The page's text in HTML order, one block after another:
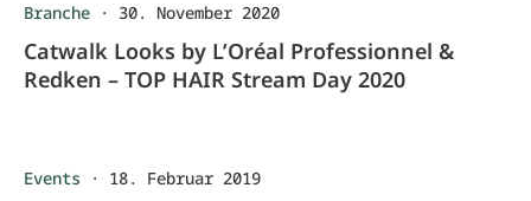
Branche · 30. November 2020
Catwalk Looks by L’Oréal Professionnel &
Redken – TOP HAIR Stream Day 2020
Events · 18. Februar 2019